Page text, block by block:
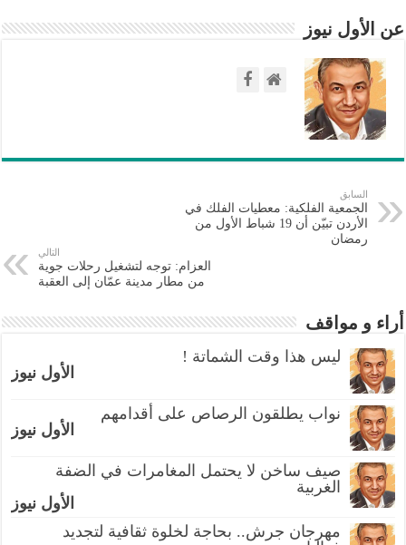
عن الأول نيوز
السابق
الجمعية الفلكية: معطيات الفلك في
الأردن تبيّن أن 19 شباط الأول من
رمضان
التالي
العزام: توجه لتشغيل رحلات جوية
من مطار مدينة عمّان إلى العقبة
أراء و مواقف
ليس هذا وقت الشماتة !
الأول نيوز
نواب يطلقون الرصاص على أقدامهم
الأول نيوز
صيف ساخن لا يحتمل المغامرات في الضفة
الغربية
الأول نيوز
مهرجان جرش.. بحاجة لخلوة ثقافية لتجديد